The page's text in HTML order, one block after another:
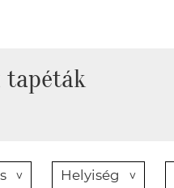
tapéták
Helyiség